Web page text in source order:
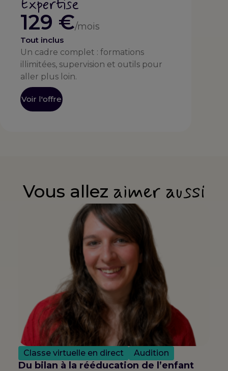
Expertise
129 €/mois
Tout inclus
Un cadre complet : formations
illimitées, supervision et outils pour
aller plus loin.
Voir l'offre
Vous allez aimer aussi
Classe virtuelle en direct Audition
Du bilan à la rééducation de l’enfant